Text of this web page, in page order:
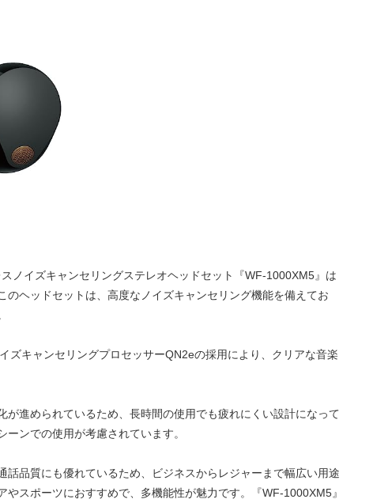
ノイズキャンセリングステレオヘッドセット『WF-1000XM5』は
のヘッドセットは、高度なノイズキャンセリング機能を備えてお
ズキャンセリングプロセッサーQN2eの採用により、クリアな音楽
が進められているため、長時間の使用でも疲れにくい設計になって
ンでの使用が考慮されています。
話品質にも優れているため、ビジネスからレジャーまで幅広い用途
スポーツにおすすめで、多機能性が魅力です。『WF-1000XM5』